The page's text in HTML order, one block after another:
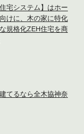
宅システム】はホー
けに、木の家に特化
規格化ZEH住宅を商
てるなら全木協神奈